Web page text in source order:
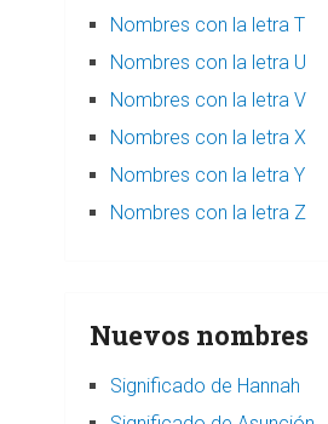
Nombres con la letra T
Nombres con la letra U
Nombres con la letra V
Nombres con la letra X
Nombres con la letra Y
Nombres con la letra Z
Nuevos nombres
Significado de Hannah